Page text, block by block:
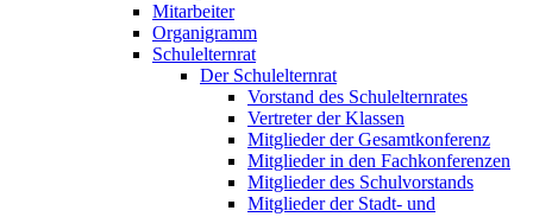
Mitarbeiter
Organigramm
Schulelternrat
Der Schulelternrat
Vorstand des Schulelternrates
Vertreter der Klassen
Mitglieder der Gesamtkonferenz
Mitglieder in den Fachkonferenzen
Mitglieder des Schulvorstands
Mitglieder der Stadt- und